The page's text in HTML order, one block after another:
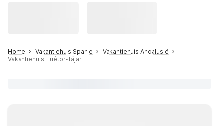
Home Vakantiehuis Spanje
Vakantiehuis Andalusië
Vakantiehuis Huétor-Tájar